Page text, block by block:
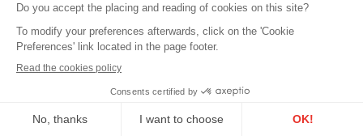
JAMIE CULLUM